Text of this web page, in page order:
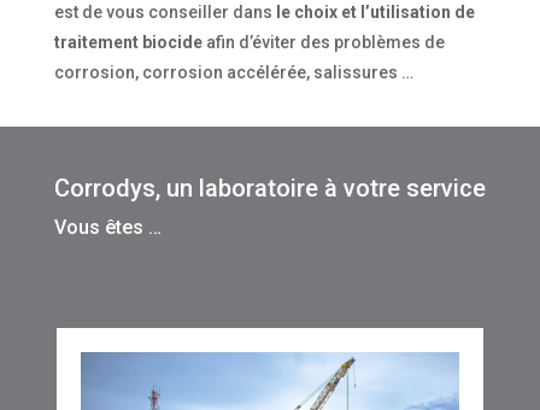
est de vous conseiller dans le choix et l’utilisation de
traitement biocideafin d’éviter des problèmes de
corrosion, corrosion accélérée, salissures …
Corrodys, un laboratoire à votre service
Vous êtes …